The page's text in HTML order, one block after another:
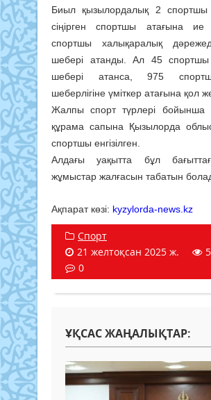
Биыл қызылордалық 2
сіңірген спортшы атағына
спортшы халықаралық
шебері атанды. Ал 45
шебері атанса, 975
шеберлігіне үміткер атағына қол
Жалпы спорт түрлері бойынша
құрама сапына Қызылорда
спортшы енгізілген.
Алдағы уақытта бұл
жұмыстар жалғасын табатын
Ақпарат көзі: kyzylorda-news.kz
Спорт
21 желтоқсан 2025 ж.
0
ҰҚСАС ЖАҢАЛЫҚТАР: